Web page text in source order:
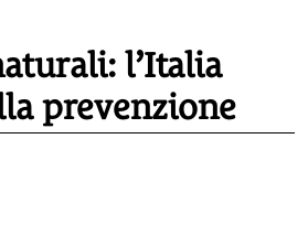
l’Italia
prevenzione